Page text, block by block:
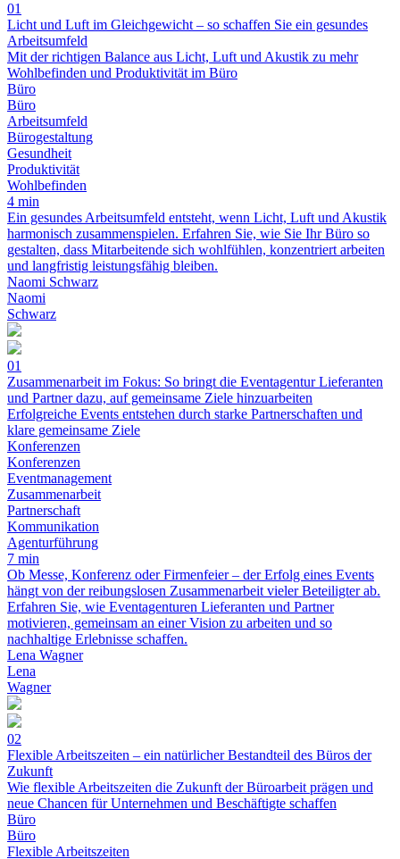
01
Licht und Luft im Gleichgewicht – so schaffen Sie ein gesundes
Arbeitsumfeld
Mit der richtigen Balance aus Licht, Luft und Akustik zu mehr
Wohlbefinden und Produktivität im Büro
Büro
Büro
Arbeitsumfeld
Bürogestaltung
Gesundheit
Produktivität
Wohlbefinden
4 min
Ein gesundes Arbeitsumfeld entsteht, wenn Licht, Luft und Akustik
harmonisch zusammenspielen. Erfahren Sie, wie Sie Ihr Büro so
gestalten, dass Mitarbeitende sich wohlfühlen, konzentriert arbeiten
und langfristig leistungsfähig bleiben.
Naomi Schwarz
Naomi
Schwarz
01
Zusammenarbeit im Fokus: So bringt die Eventagentur Lieferanten
und Partner dazu, auf gemeinsame Ziele hinzuarbeiten
Erfolgreiche Events entstehen durch starke Partnerschaften und
klare gemeinsame Ziele
Konferenzen
Konferenzen
Eventmanagement
Zusammenarbeit
Partnerschaft
Kommunikation
Agenturführung
7 min
Ob Messe, Konferenz oder Firmenfeier – der Erfolg eines Events
hängt von der reibungslosen Zusammenarbeit vieler Beteiligter ab.
Erfahren Sie, wie Eventagenturen Lieferanten und Partner
motivieren, gemeinsam an einer Vision zu arbeiten und so
nachhaltige Erlebnisse schaffen.
Lena Wagner
Lena
Wagner
02
Flexible Arbeitszeiten – ein natürlicher Bestandteil des Büros der
Zukunft
Wie flexible Arbeitszeiten die Zukunft der Büroarbeit prägen und
neue Chancen für Unternehmen und Beschäftigte schaffen
Büro
Büro
Flexible Arbeitszeiten